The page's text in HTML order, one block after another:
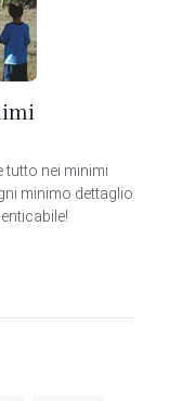
tutto nei minimi
minimo dettaglio